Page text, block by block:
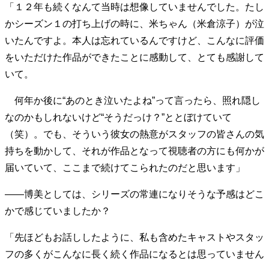
40代からの景色 50代のリアル
美しさの哲学
熱狂できるもの
一生モノの愛用品
70代のグランドデザイン
社会・カルチャー・マネー
地域とつながる/お金との付き合い方
「１２年も続くなんて当時は想像していませんでした。たし
かシーズン１の打ち上げの時に、米ちゃん（米倉涼子）が泣
いたんですよ。本人は忘れているんですけど、こんなに評価
をいただけた作品ができたことに感動して、とても感謝して
いて。
何年か後に“あのとき泣いたよね”って言ったら、照れ隠し
なのかもしれないけど“そうだっけ？”ととぼけていて
（笑）。でも、そういう彼女の熱意がスタッフの皆さんの気
持ちを動かして、それが作品となって視聴者の方にも何かが
届いていて、ここまで続けてこられたのだと思います」
――博美としては、シリーズの常連になりそうな予感はどこ
かで感じていましたか？
「先ほどもお話ししたように、私も含めたキャストやスタッ
フの多くがこんなに長く続く作品になるとは思っていません